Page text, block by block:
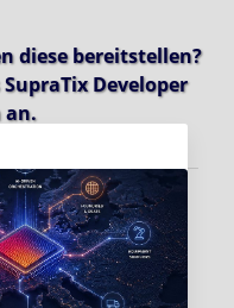
diese bereitstellen?
SupraTix Developer
an.